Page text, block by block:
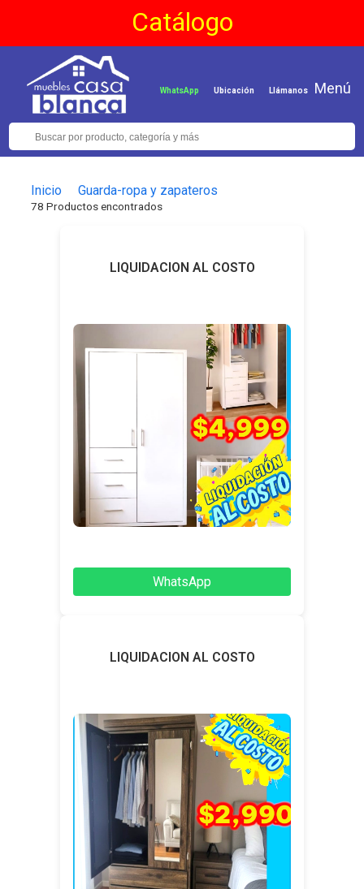
Catálogo
WhatsApp Ubicación Llámanos Menú
Inicio Guarda-ropa y zapateros
78 Productos encontrados
LIQUIDACION AL COSTO
WhatsApp
LIQUIDACION AL COSTO